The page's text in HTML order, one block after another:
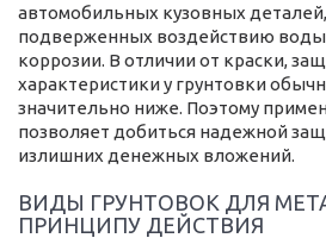
автомобильных кузовных
подверженных воздействию воды
коррозии. В отличии от краски,
характеристики у грунтовки
значительно ниже. Поэтому
позволяет добиться надежной
излишних денежных вложений.
ВИДЫ ГРУНТОВОК ДЛЯ
ПРИНЦИПУ ДЕЙСТВИЯ